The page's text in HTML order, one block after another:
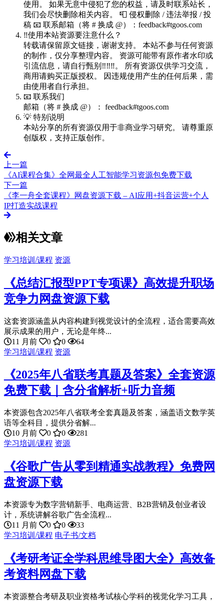
使用。 如果无意中侵犯了您的权益，请及时联系站长，
我们会尽快删除相关内容。 📮 侵权删除 / 违法举报 / 投
稿 📧 联系邮箱（将 # 换成 @）：feedback#tgoos.com
‼️使用本站资源要注意什么？
转载请保留原文链接，谢谢支持。 本站不参与任何资源
的制作，仅分享整理内容。 资源可能带有原作者水印或
引流信息，请自行甄别‼️‼️‼️。 所有资源仅供学习交流，
商用请购买正版授权。 因违规使用产生的任何后果，需
由使用者自行承担。
📧 联系我们
邮箱（将 # 换成 @）： feedback#tgoos.com
💡 特别说明
本站分享的所有资源仅用于非商业学习研究。 请尊重原
创版权，支持正版创作。
上一篇
《AI课程合集》全网最全人工智能学习资源包免费下载
下一篇
《李一舟全套课程》网盘资源下载 – AI应用+抖音运营+个人
IP打造实战课程
相关文章
学习培训/课程 资源
《总结汇报型PPT专项课》高效提升职场
竞争力网盘资源下载
这套资源涵盖从内容构建到视觉设计的全流程，适合需要高效
展示成果的用户，无论是年终...
11 月前
0 0
64
学习培训/课程 资源
《2025年八省联考真题及答案》全套资源
免费下载｜含分省解析+听力音频
本资源包含2025年八省联考全套真题及答案，涵盖语文数学英
语等全科目，提供分省解...
10 月前
0 0
281
学习培训/课程 资源
《谷歌广告从零到精通实战教程》免费网
盘资源下载
本资源专为数字营销新手、电商运营、B2B营销及创业者设
计，系统讲解谷歌广告全流程...
11 月前
0 0
33
学习培训/课程 电子书/文档
《考研考证全学科思维导图大全》高效备
考资料网盘下载
本资源整合考研及职业资格考试核心学科的视觉化学习工具，